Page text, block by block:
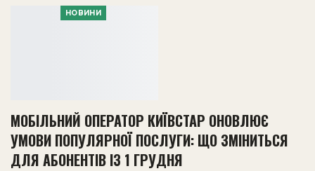
НОВИНИ
МОБІЛЬНИЙ ОПЕРАТОР КИЇВСТАР ОНОВЛЮЄ
УМОВИ ПОПУЛЯРНОЇ ПОСЛУГИ: ЩО ЗМІНИТЬСЯ
ДЛЯ АБОНЕНТІВ ІЗ 1 ГРУДНЯ